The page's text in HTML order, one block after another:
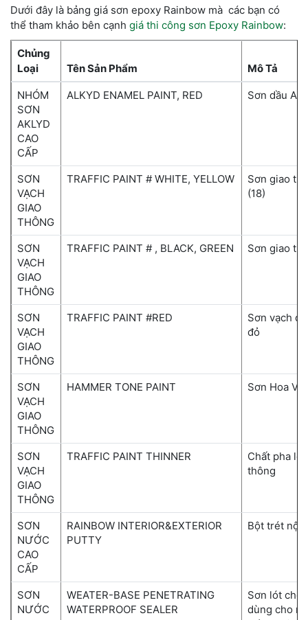
Dưới đây là bảng giá sơn epoxy Rainbow mà các bạn có
thể tham khảo bên cạnh giá thi công sơn Epoxy Rainbow:
Chủng
Loại
Tên Sản Phẩm Mô Tả
NHÓM
SƠN
AKLYD
CAO
CẤP
ALKYD ENAMEL PAINT, RED Sơn dầu
SƠN
VẠCH
GIAO
THÔNG
TRAFFIC PAINT # WHITE, YELLOW
Sơn giao
(18)
SƠN
VẠCH
GIAO
THÔNG
TRAFFIC PAINT # , BLACK, GREEN Sơn giao
SƠN
VẠCH
GIAO
THÔNG
TRAFFIC PAINT #RED
Sơn vạch
đỏ
SƠN
VẠCH
GIAO
THÔNG
HAMMER TONE PAINT Sơn Hoa
SƠN
VẠCH
GIAO
THÔNG
TRAFFIC PAINT THINNER
Chất pha
thông
SƠN
NƯỚC
CAO
CẤP
RAINBOW INTERIOR&EXTERIOR
PUTTY
Bột trét nội
SƠN
NƯỚC
WEATER-BASE PENETRATING
WATERPROOF SEALER
Sơn lót
dùng cho